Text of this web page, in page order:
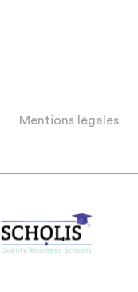
Mentions légales